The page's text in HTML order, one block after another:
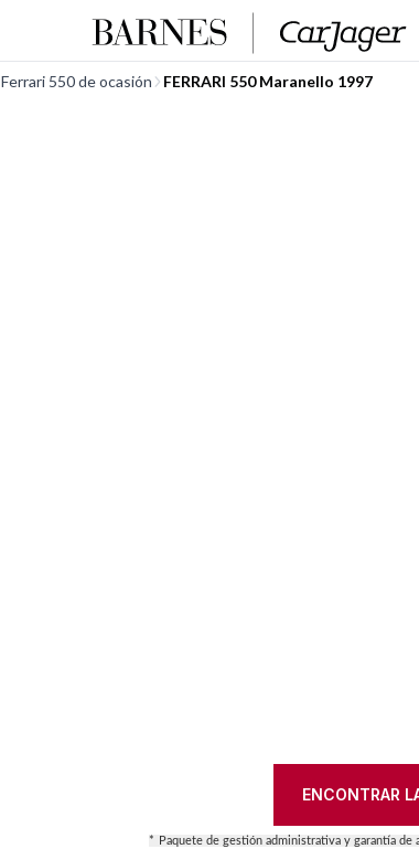
Ferrari 550 de ocasión FERRARI 550 Maranello 1997
ENCONTRAR
* Paquete de gestión administrativa y garantía de